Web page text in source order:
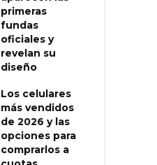
primeras
fundas
oficiales y
revelan su
diseño
Los celulares
más vendidos
de 2026 y las
opciones para
comprarlos a